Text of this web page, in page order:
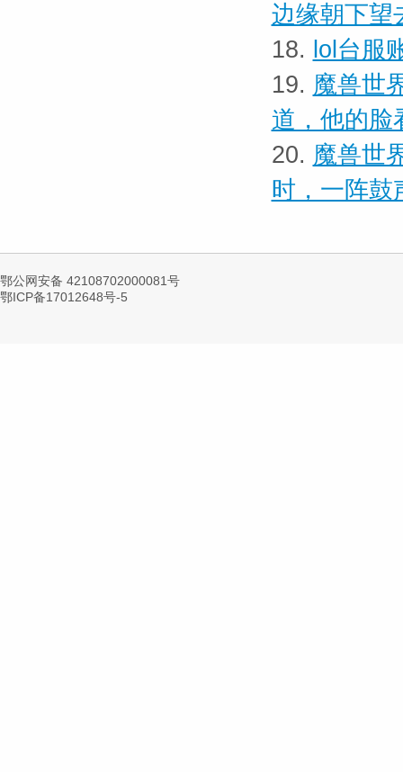
边缘朝下望
18. lol台服
19. 魔兽世
道，他的脸
20. 魔兽世
时，一阵鼓
鄂公网安备 42108702000081号
鄂ICP备17012648号-5